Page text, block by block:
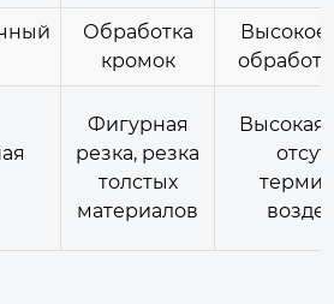
Обработка
кромок
Высокое
Фигурная
резка, резка
толстых
материалов
Высокая